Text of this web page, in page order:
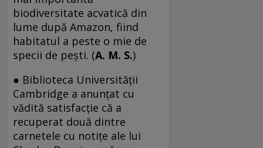
biodiversitate acvatică din
lume după Amazon, fiind
habitatul a peste o mie de
specii de peşti. (A. M. S.)
● Biblioteca Universității
Cambridge a anunțat cu
vădită satisfacție că a
recuperat două dintre
carnetele cu notițe ale lui